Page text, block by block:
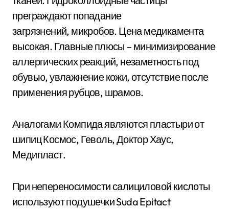
преграждают попадание
загрязнений, микробов. Цена медикамента
высокая. Главные плюсы – минимизирование
аллергических реакций, незаметность под
обувью, увлажнение кожи, отсутствие после
применения рубцов, шрамов.
Аналогами Компида являются пластыри от
шипиц Космос, Геволь, Доктор Хаус,
Медипласт.
При непереносимости салициловой кислоты
используют подушечки Suda Epitact